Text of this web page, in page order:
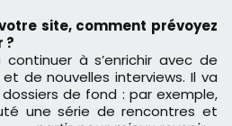
?
à s’enrichir avec de
de nouvelles interviews. Il va
de fond : par exemple,
une série de rencontres et